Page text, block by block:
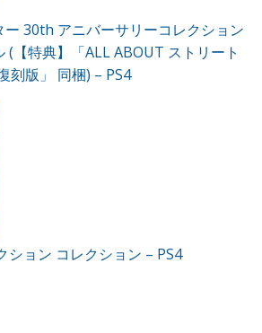
30th アニバーサリーコレクション
(【特典】「ALL ABOUT ストリート
刻版」 同梱) – PS4
ション コレクション – PS4